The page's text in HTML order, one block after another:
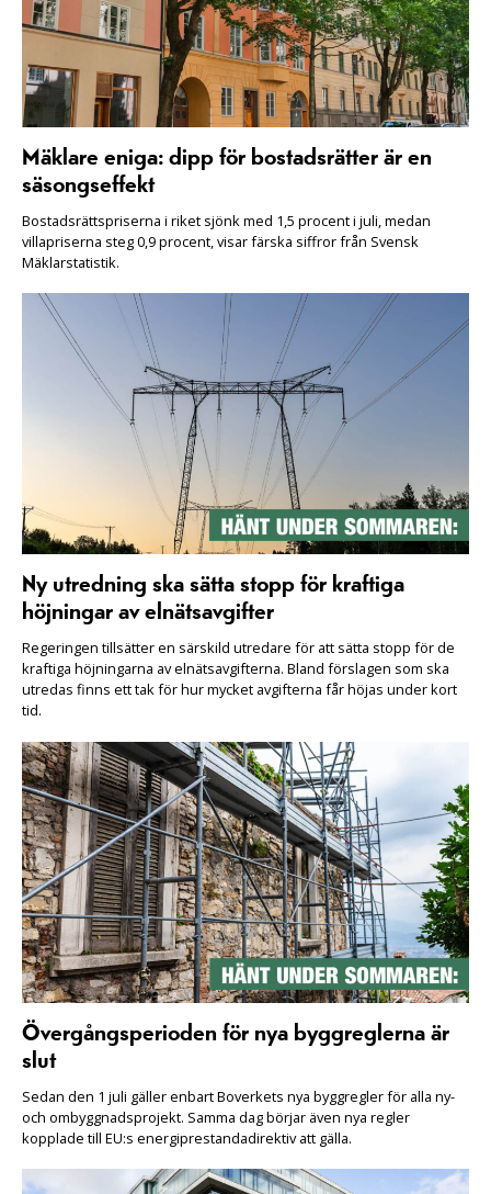
Mäklare eniga: dipp för bostadsrätter är en
säsongseffekt
Bostadsrättspriserna i riket sjönk med 1,5 procent i juli, medan
villapriserna steg 0,9 procent, visar färska siffror från Svensk
Mäklarstatistik.
Ny utredning ska sätta stopp för kraftiga
höjningar av elnätsavgifter
Regeringen tillsätter en särskild utredare för att sätta stopp för de
kraftiga höjningarna av elnätsavgifterna. Bland förslagen som ska
utredas finns ett tak för hur mycket avgifterna får höjas under kort
tid.
Övergångsperioden för nya byggreglerna är
slut
Sedan den 1 juli gäller enbart Boverkets nya byggregler för alla ny-
och ombyggnadsprojekt. Samma dag börjar även nya regler
kopplade till EU:s energiprestandadirektiv att gälla.